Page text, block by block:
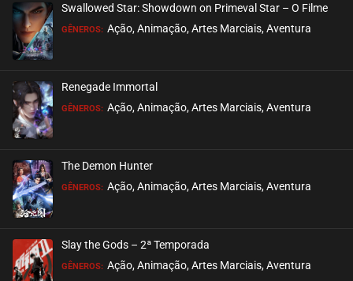
Swallowed Star: Showdown on Primeval Star – O Filme
GÊNEROS: Ação, Animação, Artes Marciais, Aventura
Renegade Immortal
GÊNEROS: Ação, Animação, Artes Marciais, Aventura
The Demon Hunter
GÊNEROS: Ação, Animação, Artes Marciais, Aventura
Slay the Gods – 2ª Temporada
GÊNEROS: Ação, Animação, Artes Marciais, Aventura